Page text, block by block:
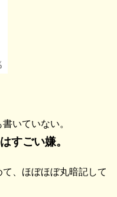
いていない。
すごい嫌。
、ほぼほぼ丸暗記して